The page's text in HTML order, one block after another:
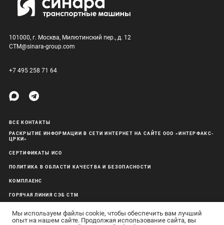
101000, г. Москва, Милютинский пер., д. 12
CTM@sinara-group.com
+7 495 258 71 64
ВСЕ КОНТАКТЫ
РАСКРЫТИЕ ИНФОРМАЦИИ В СЕТИ ИНТЕРНЕТ НА САЙТЕ ООО «ИНТЕРФАКС-
ЦРКИ»
СЕРТИФИКАТЫ ИСО
ПОЛИТИКА В ОБЛАСТИ КАЧЕСТВА И БЕЗОПАСНОСТИ
КОМПЛАЕНС
ГОРЯЧАЯ ЛИНИЯ СЭБ СТМ
Мы используем файлы cookie, чтобы обеспечить вам лучший
опыт на нашем сайте. Продолжая использование сайта, вы